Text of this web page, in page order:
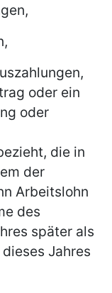
oder ein
oder
die in
der
Arbeitslohn
des
später als
Jahres